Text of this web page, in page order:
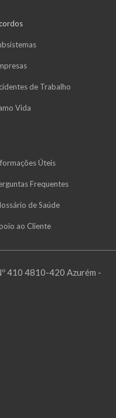
de Trabalho
Vida
Úteis
Frequentes
de Saúde
ao Cliente
410 4810-420 Azurém -